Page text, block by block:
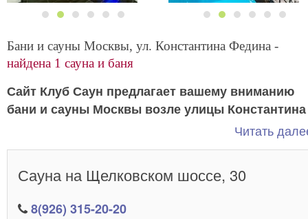
Бани и сауны Москвы, ул. Константина Федина -
найдена 1 сауна и баня
Сайт Клуб Саун предлагает вашему вниманию
бани и сауны Москвы возле улицы Константина
Комфортабельные и качественные
Читать
Сауна на Щелковском шоссе, 30
8(926) 315-20-20